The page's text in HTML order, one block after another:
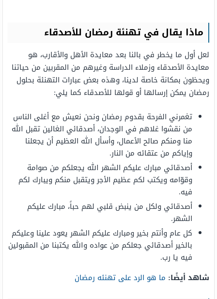
ماذا يقال في تهنئة رمضان للأصدقاء
لعل أول ما يخطر في بالنا بعد معايدة الأهل والأقارب، هو
معايدة الأصدقاء وزملاء الدراسة وغيرهم من المقربين من حياتنا
ويحظون بمكانة خاصة لدينا، وهذه بعض عبارات التهنئة بحلول
رمضان يمكن إرسالها أو قولها للأصدقاء كما يلي:
تغمرني الفرحة بقدوم رمضان ونحن نعيش مع أغلى الناس
من نقشوا غلاهم في الوجدان، أصدقائي الغالين تقبل الله
منا ومنكم صالح الأعمال، وأسأل الله العظيم أن يجعلنا
وإياكم من عتقائه من النار.
أصدقائي مبارك عليكم الشهر الله يجعلكم من صوامة
وقوّامه ويكتب لكم عظيم الأجر ويتقبل منكم ويبارك لكم
فيه.
أصدقائي ولكل من ينبض قلبي لهم حباً، مبارك عليكم
الشهر.
كل عام وأنتم بخير ومبارك عليكم الشهر يعود علينا وعليكم
بالخير أصدقائي جعلكم من عواده والله يكتبنا من المقبولين
فيه يا رب.
شاهد أيضًا: ما هو الرد على تهنئه رمضان